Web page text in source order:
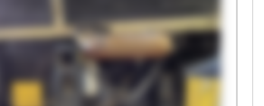
Schulz Spółka z o.o. Bogdan
o.o. Bogdan Schulz Spółka z o.o.
Spółka z o.o. Bogdan Schulz
Schulz Spółka z o.o. Bogdan
o.o. Bogdan Schulz Spółka z o.o.